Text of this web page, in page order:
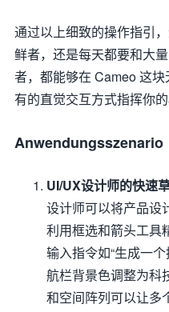
通过以上细致的操作指引
鲜者，还是每天都要和大
者，都能够在 Cameo 这
有的直觉交互方式指挥你的
Anwendungsszenario
UI/UX设计师的快速
设计师可以将产品设
利用框选和箭头工具
输入指令如“生成一
航栏背景色调整为科
和空间阵列可以让多